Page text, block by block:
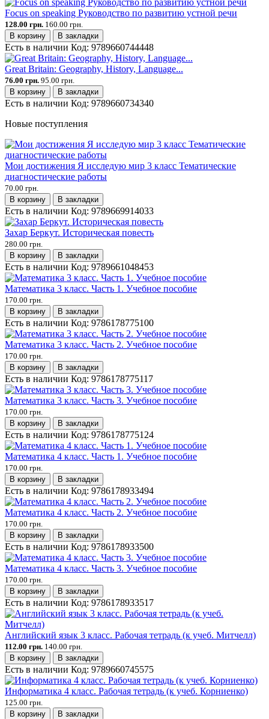
Focus on speaking Руководство по развитию устной речи
128.00 грн. 160.00 грн.
В корзину
В закладки
Есть в наличии Код: 9789660744448
Great Britain: Geography, History, Language...
76.00 грн. 95.00 грн.
В корзину
В закладки
Есть в наличии Код: 9789660734340
Новые поступления
Мои достижения Я исследую мир 3 класс Тематические
диагностические работы
70.00 грн.
В корзину
В закладки
Есть в наличии Код: 9789669914033
Захар Беркут. Историческая повесть
280.00 грн.
В корзину
В закладки
Есть в наличии Код: 9789661048453
Математика 3 класс. Часть 1. Учебное пособие
170.00 грн.
В корзину
В закладки
Есть в наличии Код: 9786178775100
Математика 3 класс. Часть 2. Учебное пособие
170.00 грн.
В корзину
В закладки
Есть в наличии Код: 9786178775117
Математика 3 класс. Часть 3. Учебное пособие
170.00 грн.
В корзину
В закладки
Есть в наличии Код: 9786178775124
Математика 4 класс. Часть 1. Учебное пособие
170.00 грн.
В корзину
В закладки
Есть в наличии Код: 9786178933494
Математика 4 класс. Часть 2. Учебное пособие
170.00 грн.
В корзину
В закладки
Есть в наличии Код: 9786178933500
Математика 4 класс. Часть 3. Учебное пособие
170.00 грн.
В корзину
В закладки
Есть в наличии Код: 9786178933517
Английский язык 3 класс. Рабочая тетрадь (к учеб. Митчелл)
112.00 грн. 140.00 грн.
В корзину
В закладки
Есть в наличии Код: 9789660745575
Информатика 4 класс. Рабочая тетрадь (к учеб. Корниенко)
125.00 грн.
В корзину
В закладки